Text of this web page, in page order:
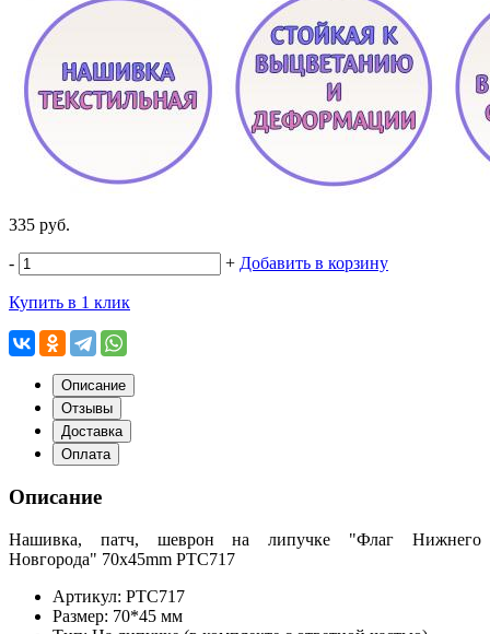
335 руб.
- + Добавить в корзину
Купить в 1 клик
Описание
Отзывы
Доставка
Оплата
Описание
Нашивка, патч, шеврон на липучке "Флаг Нижнего
Новгорода" 70x45mm PTC717
Артикул: PTC717
Размер: 70*45 мм